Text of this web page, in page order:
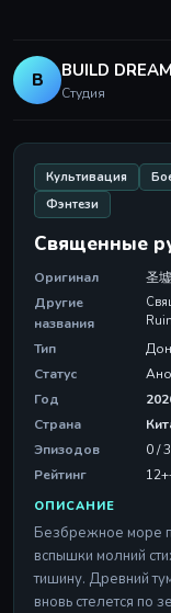
B BUILD DREAM
Студия
Культивация
Фэнтези
Священные
Оригинал
圣墟
Другие
названия
Тип
Статус
Год
Страна
Эпизодов
0 /
Рейтинг
ОПИСАНИЕ
Безбрежное море
вспышки молний
тишину. Древний
вновь стелется по